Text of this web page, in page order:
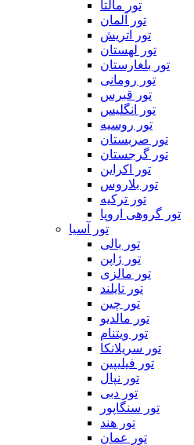
تور مالتا
تور آلمان
تور اتریش
تور لهستان
تور بلغارستان
تور رومانی
تور قبرس
تور انگلیس
تور روسیه
تور صربستان
تور گرجستان
تور اکراین
تور بلاروس
تور ترکیه
تور گروهی اروپا
تور آسیا
تور بالی
تور ژاپن
تور مالزی
تور تایلند
تور چین
تور مالدیو
تور ویتنام
تور سریلانکا
تور فیلیپین
تور نپال
تور دبی
تور سنگاپور
تور هند
تور عمان